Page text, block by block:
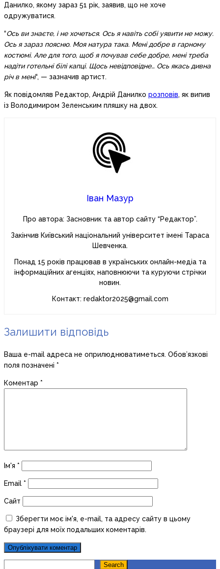
Данилко, якому зараз 51 рік, заявив, що не хоче
одружуватися.
“Ось ви знаєте, і не хочеться. Ось я навіть собі уявити не можу.
Ось я зараз поясню. Моя натура така. Мені добре в гарному
костюмі. Але для того, щоб я почував себе добре, мені треба
надіти готельні білі капці. Щось невідповідне… Ось якась дивна
річ в мені“, — зазначив артист.
Як повідомляв Редактор, Андрій Данилко розповів, як випив
із Володимиром Зеленським пляшку на двох.
Іван Мазур
Про автора: Засновник та автор сайту “Редактор”.
Закінчив Київський національний університет імені Тараса
Шевченка.
Понад 15 років працював в українських онлайн-медіа та
інформаційних агенціях, наповнюючи та куруючи стрічки
новин.
Контакт: redaktor2025@gmail.com
Залишити відповідь
Ваша e-mail адреса не оприлюднюватиметься. Обов’язкові
поля позначені *
Коментар *
Ім'я *
Email *
Сайт
Зберегти моє ім'я, e-mail, та адресу сайту в цьому
браузері для моїх подальших коментарів.
Search